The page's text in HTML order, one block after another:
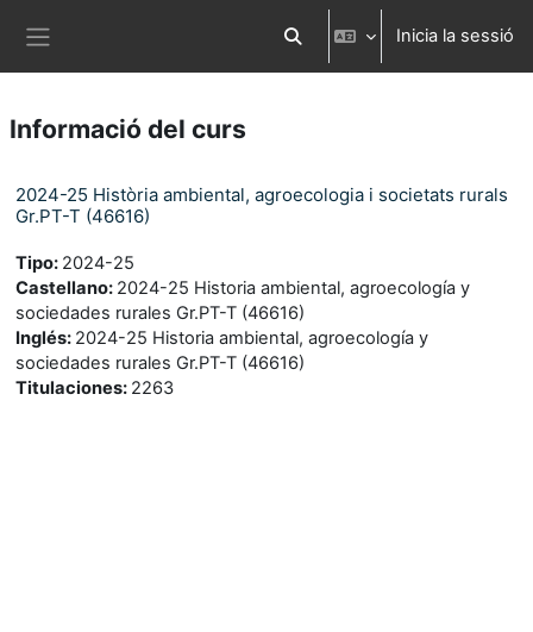
Commuta l'entrada de la cerca
Inicia la sessió
Informació del curs
2024-25 Història ambiental, agroecologia i societats rurals
Gr.PT-T (46616)
Tipo: 2024-25
Castellano: 2024-25 Historia ambiental, agroecología y
sociedades rurales Gr.PT-T (46616)
Inglés: 2024-25 Historia ambiental, agroecología y
sociedades rurales Gr.PT-T (46616)
Titulaciones: 2263